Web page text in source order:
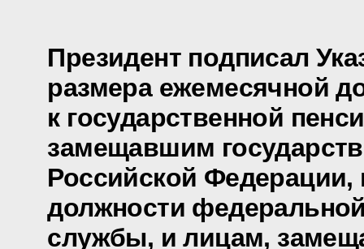
Президент подписал
размера ежемесячной
к государственной
замещавшим
Российской Федерации,
должности
службы, и лицам,